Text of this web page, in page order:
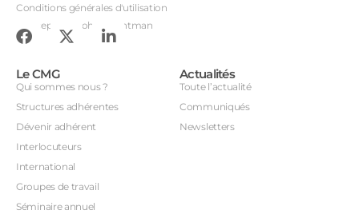
Conditions générales d'utilisation
Conception : John Brightman
Le CMG
Qui sommes nous ?
Structures adhérentes
Dévenir adhérent
Interlocuteurs
International
Groupes de travail
Séminaire annuel
Actualités
Toute l’actualité
Communiqués
Newsletters